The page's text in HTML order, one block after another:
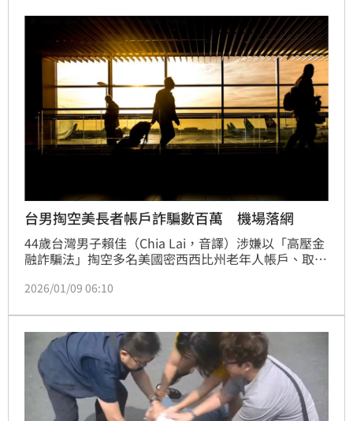
台男掏空美長者帳戶詐騙數百萬 機場落網
44歲台灣男子賴佳（Chia Lai，音譯）涉嫌以「高壓金
融詐騙法」掏空多名美國密西西比州老年人帳戶、取得
構一開始拒絕配合逮人，幾乎讓賴佳有機會逃逸。
2026/01/09 06:10